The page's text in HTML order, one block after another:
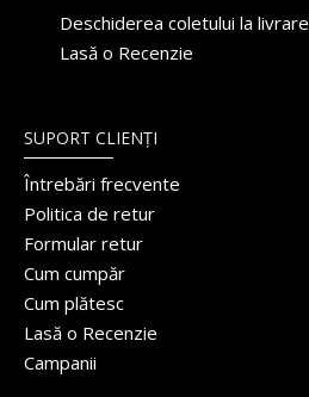
Deschiderea coletului la livrare
Lasă o Recenzie
SUPORT CLIENȚI
Întrebări frecvente
Politica de retur
Formular retur
Cum cumpăr
Cum plătesc
Lasă o Recenzie
Campanii